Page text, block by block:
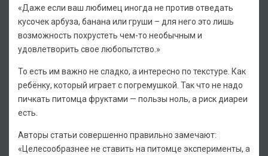
«Даже если ваш любимец иногда не против отведать
кусочек арбуза, банана или груши – для него это лишь
возможность похрустеть чем-то необычным и
удовлетворить свое любопытство.»
То есть им важно не сладко, а интересно по текстуре. Как
ребёнку, который играет с погремушкой. Так что не надо
пичкать питомца фруктами — пользы ноль, а риск диареи
есть.
Авторы статьи совершенно правильно замечают:
«Целесообразнее не ставить на питомце эксперименты, а